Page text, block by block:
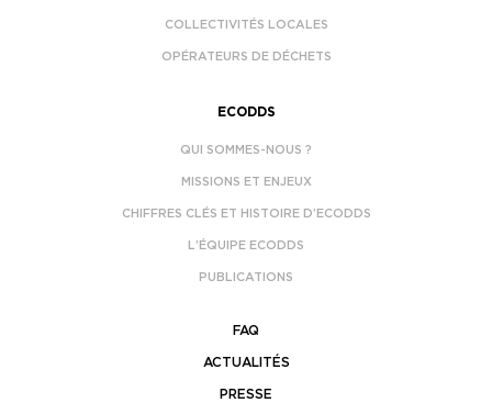
COLLECTIVITÉS LOCALES
OPÉRATEURS DE DÉCHETS
ECODDS
QUI SOMMES-NOUS ?
MISSIONS ET ENJEUX
CHIFFRES CLÉS ET HISTOIRE D’ECODDS
L’ÉQUIPE ECODDS
PUBLICATIONS
FAQ
ACTUALITÉS
PRESSE